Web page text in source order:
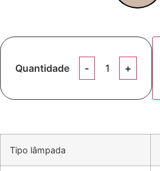
Quantidade
Tipo lâmpada